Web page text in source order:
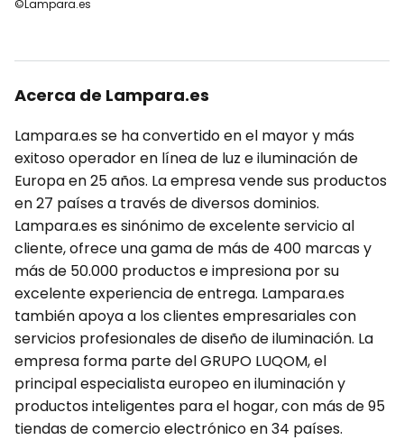
©Lampara.es
Acerca de Lampara.es
Lampara.es se ha convertido en el mayor y más
exitoso operador en línea de luz e iluminación de
Europa en 25 años. La empresa vende sus productos
en 27 países a través de diversos dominios.
Lampara.es es sinónimo de excelente servicio al
cliente, ofrece una gama de más de 400 marcas y
más de 50.000 productos e impresiona por su
excelente experiencia de entrega. Lampara.es
también apoya a los clientes empresariales con
servicios profesionales de diseño de iluminación. La
empresa forma parte del GRUPO LUQOM, el
principal especialista europeo en iluminación y
productos inteligentes para el hogar, con más de 95
tiendas de comercio electrónico en 34 países.